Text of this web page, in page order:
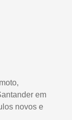
em
novos e